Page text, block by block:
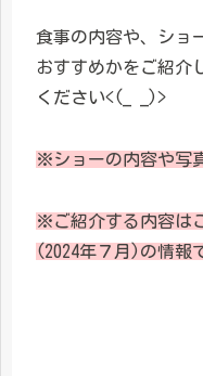
食事の内容や、ショ
おすすめかをご紹介
ください<(_ _)>
※ショーの内容や写
※ご紹介する内容は
(2024年７月)の情報